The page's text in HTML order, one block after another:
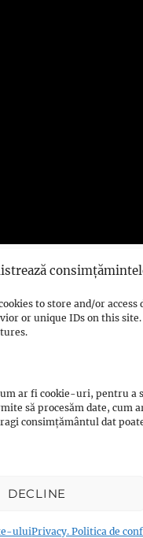
to store and/or
or unique IDs on this
ar fi cookie-uri, pentru a
să procesăm date,
consimțământul dat
DECLINE
uluiPrivacy. Politica de
WhatsApp 0
Viber 0
Shares
3.